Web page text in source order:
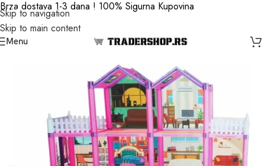
Skip to navigation
Skip to main content
Brza dostava 1-3 dana ! 100% Sigurna Kupovina
Menu